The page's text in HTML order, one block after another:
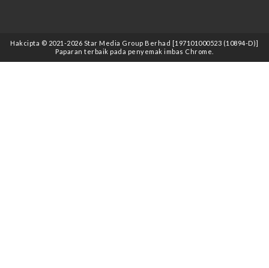
Hakcipta © 2021 -2026 Star Media Group Berhad [197101000523 (10894-D)]
Paparan terbaik pada penyemak imbas Chrome.